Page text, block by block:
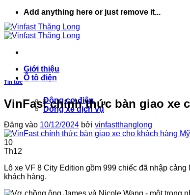
nội
dung
Add anything here or just remove it...
Giới thiệu
Ô tô điện
Động cơ điện
Dòng xe dịch vụ
Tin tức
VinFast chính thức bàn giao xe
Đăng vào 10/12/2024 bởi vinfastthanglong
10
Th12
Lô xe VF 8 City Edition gồm 999 chiếc đã nhập
khách hàng.